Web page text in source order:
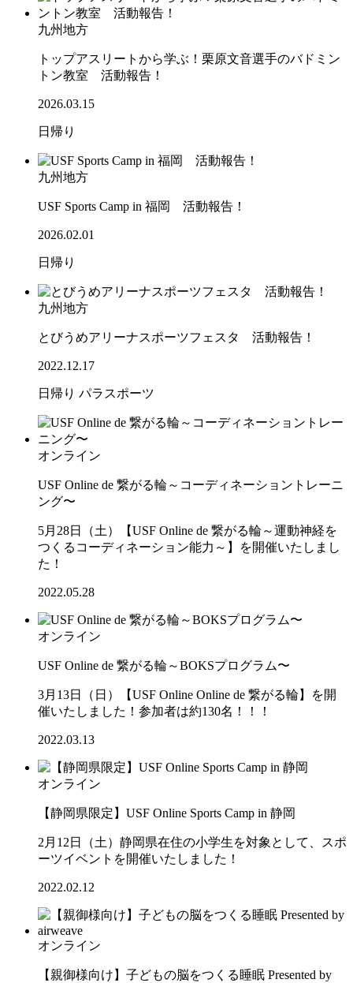
九州地方
トップアスリートから学ぶ！栗原文音選手のバドミン
トン教室 活動報告！
2026.03.15
日帰り
九州地方
USF Sports Camp in 福岡 活動報告！
2026.02.01
日帰り
九州地方
とびうめアリーナスポーツフェスタ 活動報告！
2022.12.17
日帰り パラスポーツ
オンライン
USF Online de 繋がる輪～コーディネーショントレーニ
ング〜
5月28日（土）【USF Online de 繋がる輪～運動神経を
つくるコーディネーション能力～】を開催いたしまし
た！
2022.05.28
オンライン
USF Online de 繋がる輪～BOKSプログラム〜
3月13日（日）【USF Online Online de 繋がる輪】を開
催いたしました！参加者は約130名！！！
2022.03.13
オンライン
【静岡県限定】USF Online Sports Camp in 静岡
2月12日（土）静岡県在住の小学生を対象として、スポ
ーツイベントを開催いたしました！
2022.02.12
オンライン
【親御様向け】子どもの脳をつくる睡眠 Presented by